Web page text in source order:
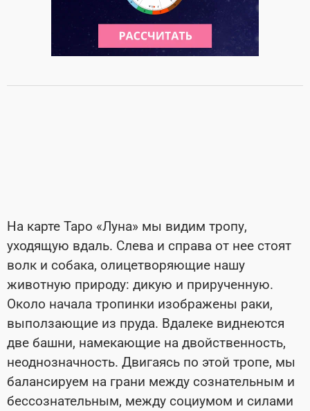
На карте Таро «Луна» мы видим тропу,
уходящую вдаль. Слева и справа от нее стоят
волк и собака, олицетворяющие нашу
животную природу: дикую и прирученную.
Около начала тропинки изображены раки,
выползающие из пруда. Вдалеке виднеются
две башни, намекающие на двойственность,
неоднозначность. Двигаясь по этой тропе, мы
балансируем на грани между сознательным и
бессознательным, между социумом и силами